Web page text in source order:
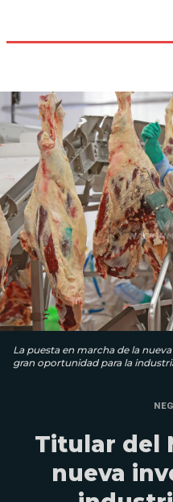
La puesta en marcha de la
gran oportunidad para la
Titular del
nueva